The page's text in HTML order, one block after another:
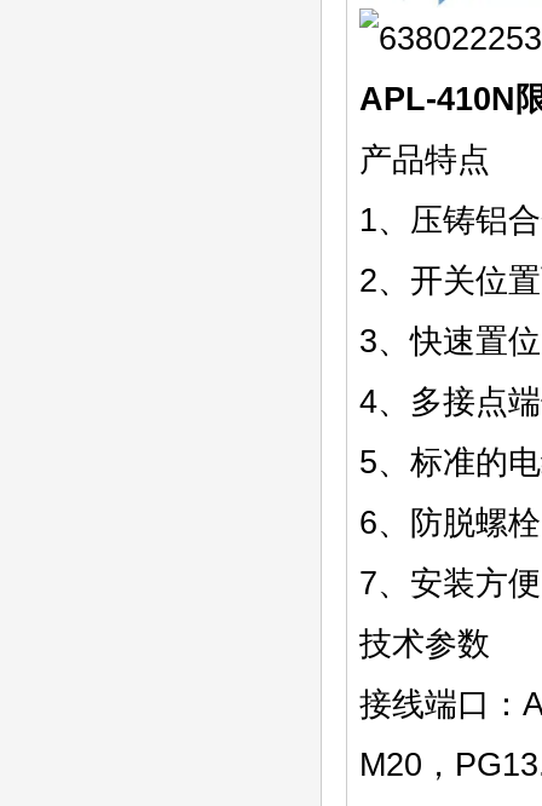
APL-410N
产品特点
1、压铸铝
2、开关位
3、快速置
4、多接点
5、标准的
6、防脱螺
7、安装方
技术参数
接线端口：
M20，